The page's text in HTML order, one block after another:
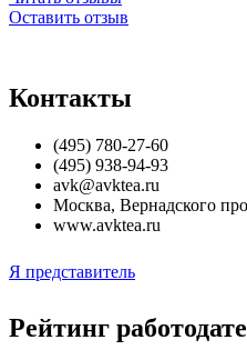
Оставить отзыв
Контакты
(495) 780-27-60
(495) 938-94-93
avk@avktea.ru
Москва, Вернадского
www.avktea.ru
Я представитель
Рейтинг